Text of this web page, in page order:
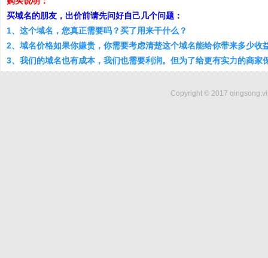
买域名的朋友，出价前请先问好自己几个问题：
1、这个域名，您真正需要吗？买了用来干什么？
2、域名价格如果你嫌贵，你需要考虑清楚这个域名能给你带来多少收
3、我们的域名也有成本，我们也需要利润。但为了给更有实力的商家
Copyright © 2017